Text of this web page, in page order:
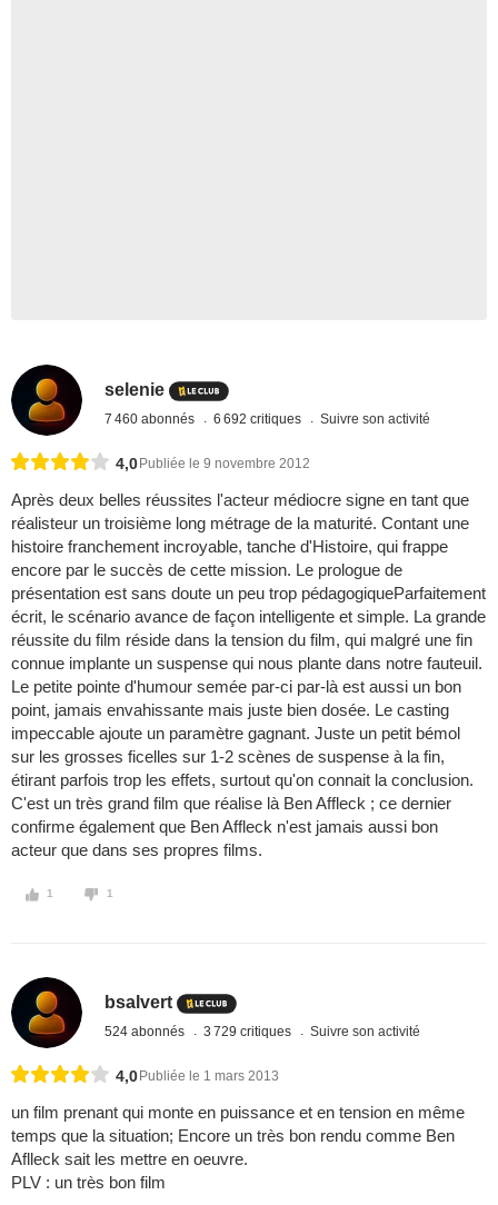
selenie
7 460 abonnés 6 692 critiques Suivre son activité
4,0 Publiée le 9 novembre 2012
Après deux belles réussites l'acteur médiocre signe en tant que
réalisteur un troisième long métrage de la maturité. Contant une
histoire franchement incroyable, tanche d'Histoire, qui frappe
encore par le succès de cette mission. Le prologue de
présentation est sans doute un peu trop pédagogiqueParfaitement
écrit, le scénario avance de façon intelligente et simple. La grande
réussite du film réside dans la tension du film, qui malgré une fin
connue implante un suspense qui nous plante dans notre fauteuil.
Le petite pointe d'humour semée par-ci par-là est aussi un bon
point, jamais envahissante mais juste bien dosée. Le casting
impeccable ajoute un paramètre gagnant. Juste un petit bémol
sur les grosses ficelles sur 1-2 scènes de suspense à la fin,
étirant parfois trop les effets, surtout qu'on connait la conclusion.
C'est un très grand film que réalise là Ben Affleck ; ce dernier
confirme également que Ben Affleck n'est jamais aussi bon
acteur que dans ses propres films.
1 1
bsalvert
524 abonnés 3 729 critiques Suivre son activité
4,0 Publiée le 1 mars 2013
un film prenant qui monte en puissance et en tension en même
temps que la situation; Encore un très bon rendu comme Ben
Aflleck sait les mettre en oeuvre.
PLV : un très bon film